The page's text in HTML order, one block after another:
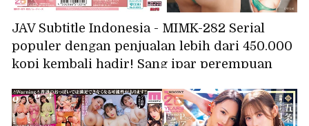
JAV Subtitle Indonesia - MIMK-282 Serial
populer dengan penjualan lebih dari 450.000
kopi kembali hadir! Sang ipar perempuan
hasrat seksual saudara laki-lakinya. Versi
live-action dibintangi oleh Anzu Anzu dan